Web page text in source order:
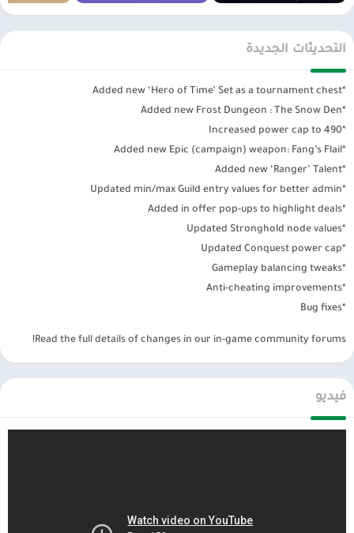
من خلال الوصول إلى منتج Flaregames أو استخدامه ، فأنت توافق على
شروطنا
التحديثات الجديدة
*Added new ‘Hero of Time’ Set as a tournament chest
*Added new Frost Dungeon : The Snow Den
*Increased power cap to 490
*Added new Epic (campaign) weapon: Fang’s Flail
*Added new ‘Ranger’ Talent
*Updated min/max Guild entry values for better admin
*Added in offer pop-ups to highlight deals
*Updated Stronghold node values
*Updated Conquest power cap
*Gameplay balancing tweaks
*Anti-cheating improvements
*Bug fixes
Read the full details of changes in our in-game community forums!
فيديو